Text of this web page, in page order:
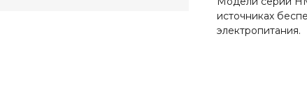
источниках
электропитания.